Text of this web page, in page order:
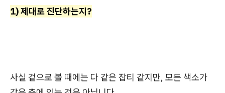
1) 제대로 진단하는지?
사실 겉으로 볼 때에는 다 같은 잡티 같지만, 모든 색소가